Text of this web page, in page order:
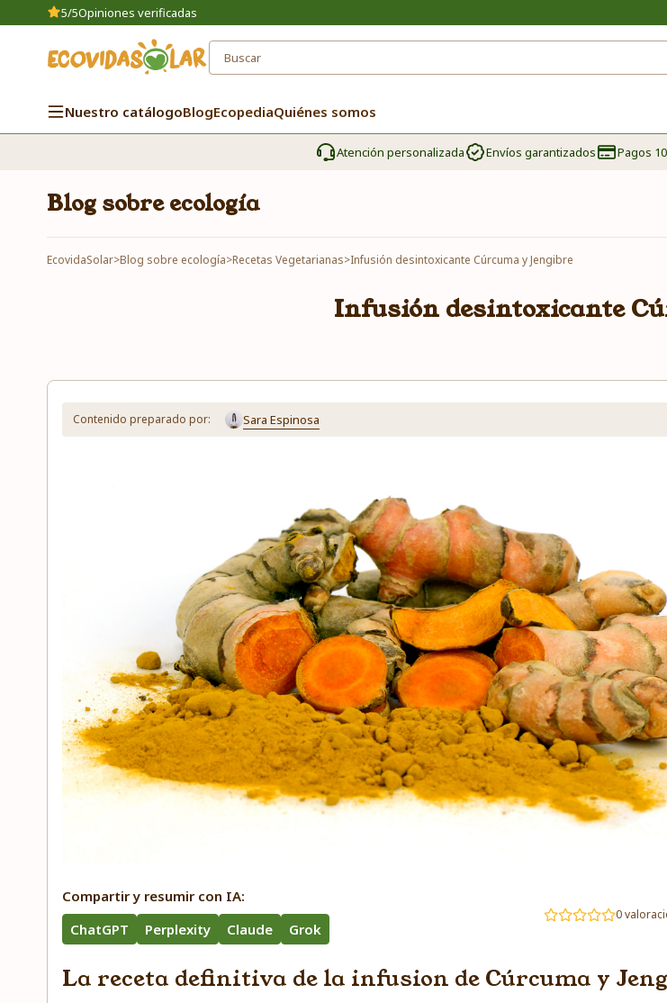
5/5Opiniones verificadas
Nuestro catálogoBlogEcopediaQuiénes somos
Atención personalizada Envíos garantizados Pagos
Blog sobre ecología
EcovidaSolar>Blog sobre ecología>Recetas Vegetarianas>Infusión desintoxicante Cúrcuma y Jengibre
Infusión desintoxicante
Contenido preparado por: Sara Espinosa
Compartir y resumir con IA:
ChatGPT
Perplexity Claude Grok
0
La receta definitiva de la infusion de Cúrcuma y